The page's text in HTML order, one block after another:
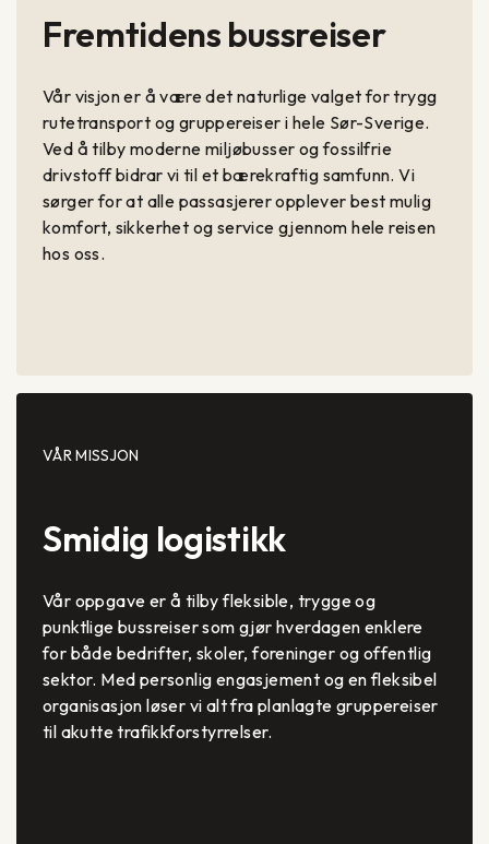
Fremtidens bussreiser
Vår visjon er å være det naturlige valget for trygg
rutetransport og gruppereiser i hele Sør-Sverige.
Ved å tilby moderne miljøbusser og fossilfrie
drivstoff bidrar vi til et bærekraftig samfunn. Vi
sørger for at alle passasjerer opplever best mulig
komfort, sikkerhet og service gjennom hele reisen
hos oss.
Smidig logistikk
VÅR MISSJON
Vår oppgave er å tilby fleksible, trygge og
punktlige bussreiser som gjør hverdagen enklere
for både bedrifter, skoler, foreninger og offentlig
sektor. Med personlig engasjement og en fleksibel
organisasjon løser vi alt fra planlagte gruppereiser
til akutte trafikkforstyrrelser.